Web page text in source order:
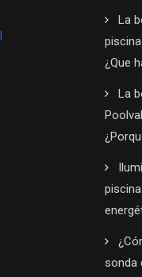
La
¿Que
La
sonda